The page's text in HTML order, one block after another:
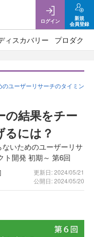
ログイン
新規
会員登録
ィスカバリー プロダクト
のユーザーリサーチのタイミン
の結果をチー
には？
ないためのユーザーリサ
ト開発 初期～ 第6回
更新日: 2024/05/21
公開日: 2024/05/20